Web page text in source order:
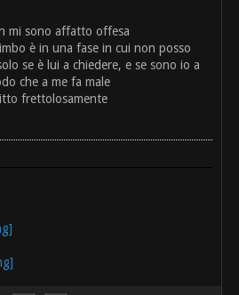
mi sono affatto offesa
è in una fase in cui non posso
se è lui a chiedere, e se sono io a
che a me fa male
frettolosamente